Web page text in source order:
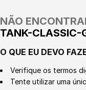
NÃO
TANK-
O QUE EU DEVO
Verifique os termos
Tente utilizar uma